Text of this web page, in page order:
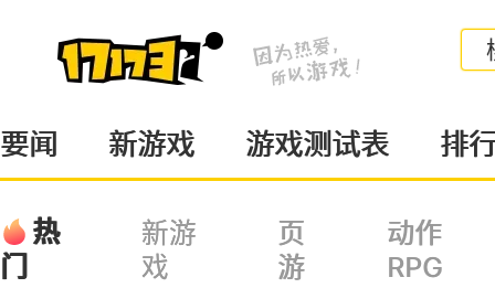
要闻 新游戏 游戏测试表 排
热
门
新游
戏
页
游
动作
RPG